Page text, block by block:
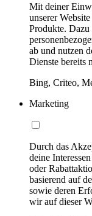
Mit deiner
unserer
Produkte. Dazu
ab und nutzen
Dienste bereits
Bing, Criteo,
Marketing
Durch das
deine
oder
basierend auf
sowie deren
wir auf dieser